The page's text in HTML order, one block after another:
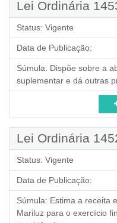
Lei Ordinária
Status: Vigente
Data de Publicação:
Súmula: Dispõe sobre a
suplementar e dá outras
Lei Ordinária
Status: Vigente
Data de Publicação:
Súmula: Estima a receita
Mariluz para o exercício